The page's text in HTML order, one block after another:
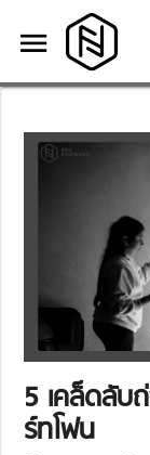
menu
menu
5 เคล็ดลับ
ร์ทโฟน